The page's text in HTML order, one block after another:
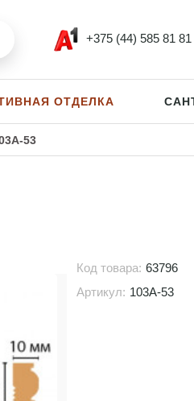
+375 (44) 585 81 81
ОТДЕЛКА
53
Код товара: 63796
Артикул: 103A-53